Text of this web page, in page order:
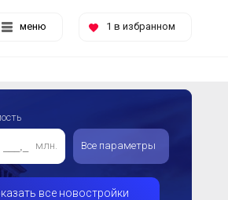
меню 1 в избранном
млн. Все параметры
все новостройки